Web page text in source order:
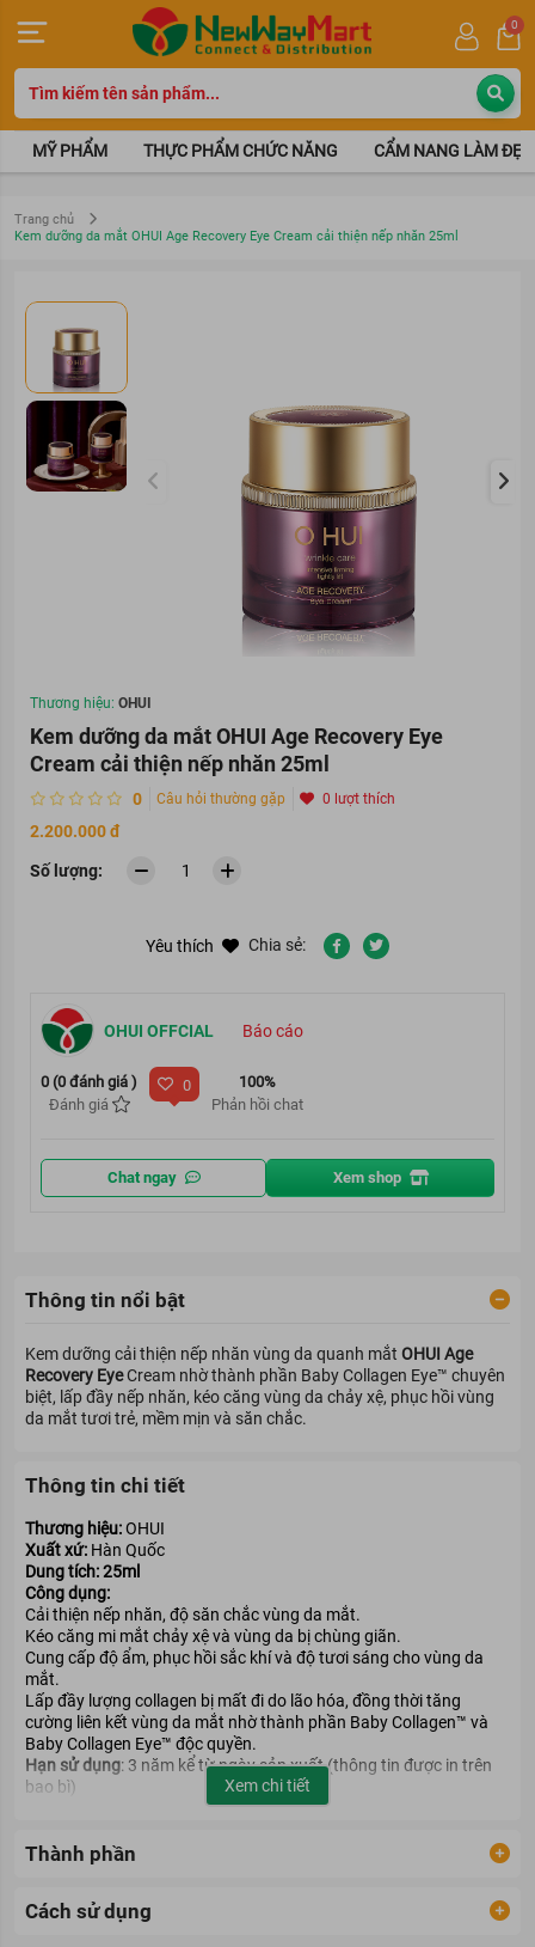
0
MỸ PHẨM THỰC PHẨM CHỨC NĂNG CẨM NANG LÀM ĐẸP
Trang chủ
Kem dưỡng da mắt OHUI Age Recovery Eye Cream cải thiện nếp nhăn 25ml
Thương hiệu: OHUI
Kem dưỡng da mắt OHUI Age Recovery Eye
Cream cải thiện nếp nhăn 25ml
0 Câu hỏi thường gặp 0 lượt thích
2.200.000 đ
Số lượng:
OHUI OFFCIAL Báo cáo
0 (0 đánh giá )
Đánh giá
0
100%
Phản hồi chat
Chat ngay Xem shop
Yêu thích Chia sẻ:
Thông tin nổi bật
Kem dưỡng cải thiện nếp nhăn vùng da quanh mắt OHUI Age
Recovery EyeCream nhờ thành phần Baby Collagen Eye™ chuyên
biệt, lấp đầy nếp nhăn, kéo căng vùng da chảy xệ, phục hồi vùng
da mắt tươi trẻ, mềm mịn và săn chắc.
Thông tin chi tiết
Thương hiệu:OHUI
Xuất xứ: Hàn Quốc
Dung tích: 25ml
Công dụng:
Cải thiện nếp nhăn, độ săn chắc vùng da mắt.
Kéo căng mi mắt chảy xệ và vùng da bị chùng giãn.
Cung cấp độ ẩm, phục hồi sắc khí và độ tươi sáng cho vùng da
mắt.
Lấp đầy lượng collagen bị mất đi do lão hóa, đồng thời tăng
cường liên kết vùng da mắt nhờ thành phần Baby Collagen™ và
Baby Collagen Eye™ độc quyền.
Hạn sử dụng: 3 năm kể từ ngày sản xuất (thông tin được in trên
bao bì)
Xem chi tiết
Thành phần
Cách sử dụng